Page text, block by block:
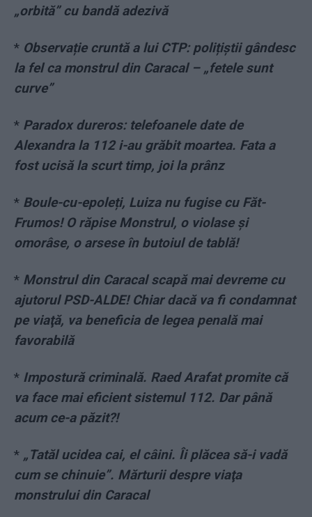
„orbită” cu bandă adezivă
* Observație cruntă a lui CTP: polițiștii gândesc
la fel ca monstrul din Caracal – „fetele sunt
curve”
* Paradox dureros: telefoanele date de
Alexandra la 112 i-au grăbit moartea. Fata a
fost ucisă la scurt timp, joi la prânz
* Boule-cu-epoleți, Luiza nu fugise cu Făt-
Frumos! O răpise Monstrul, o violase și
omorâse, o arsese în butoiul de tablă!
* Monstrul din Caracal scapă mai devreme cu
ajutorul PSD-ALDE! Chiar dacă va fi condamnat
pe viaţă, va beneficia de legea penală mai
favorabilă
* Impostură criminală. Raed Arafat promite că
va face mai eficient sistemul 112. Dar până
acum ce-a păzit?!
* „Tatăl ucidea cai, el câini. Îi plăcea să-i vadă
cum se chinuie”. Mărturii despre viaţa
monstrului din Caracal